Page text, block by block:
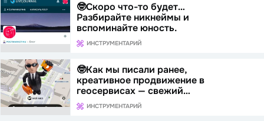
🤓Скоро что-то будет…
Разбирайте никнеймы и
вспоминайте юность.
ИНСТРУМЕНТАРИЙ
🤓Как мы писали ранее,
креативное продвижение в
геосервисах — свежий…
ИНСТРУМЕНТАРИЙ